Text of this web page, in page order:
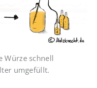
Würze schnell
umgefüllt.